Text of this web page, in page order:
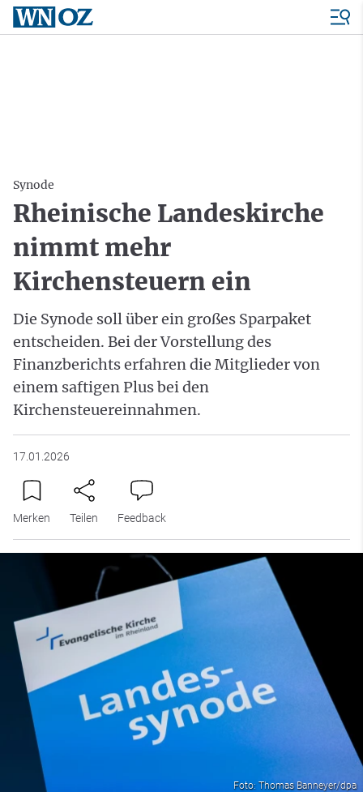
Synode
Rheinische Landeskirche
nimmt mehr
Kirchensteuern ein
Die Synode soll über ein großes Sparpaket
entscheiden. Bei der Vorstellung des
Finanzberichts erfahren die Mitglieder von
einem saftigen Plus bei den
Kirchensteuereinnahmen.
17.01.2026
Merken Teilen Feedback
Foto: Thomas Banneyer/dpa